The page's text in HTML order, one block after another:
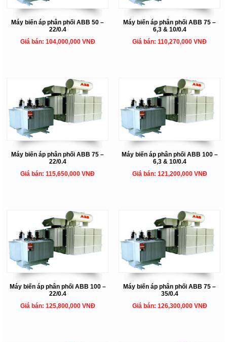
Máy biến áp phân phối ABB 50 –
22/0.4
Giá bán: 104,000,000 VNĐ
Máy biến áp phân phối ABB 75 –
6,3 & 10/0.4
Giá bán: 110,270,000 VNĐ
Máy biến áp phân phối ABB 75 –
22/0.4
Giá bán: 115,650,000 VNĐ
Máy biến áp phân phối ABB 100 –
6,3 & 10/0.4
Giá bán: 121,200,000 VNĐ
Máy biến áp phân phối ABB 100 –
22/0.4
Giá bán: 125,800,000 VNĐ
Máy biến áp phân phối ABB 75 –
35/0.4
Giá bán: 126,300,000 VNĐ